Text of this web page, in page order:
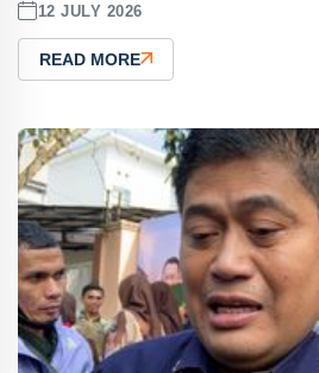
12 JULY 2026
READ MORE